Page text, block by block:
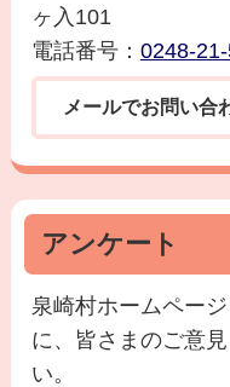
ヶ入101
電話番号： 0248-
メールでお問い合
アンケート
泉崎村ホームペー
に、皆さまのご意
い。